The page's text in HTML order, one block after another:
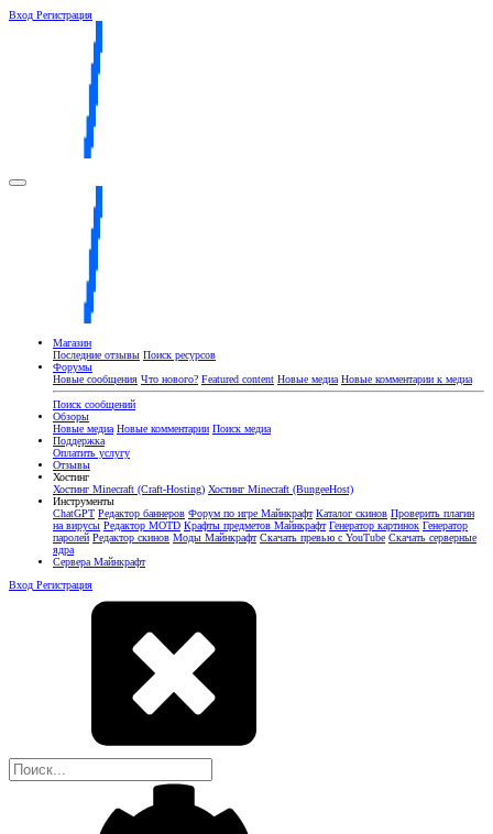
Вход Регистрация
Магазин
Последние отзывы Поиск ресурсов
Форумы
Новые сообщения Что нового? Featured content Новые медиа Новые комментарии к медиа
Поиск сообщений
Обзоры
Новые медиа Новые комментарии Поиск медиа
Поддержка
Оплатить услугу
Отзывы
Хостинг
Хостинг Minecraft (Craft-Hosting) Хостинг Minecraft (BungeeHost)
Инструменты
ChatGPT Редактор баннеров Форум по игре Майнкрафт Каталог скинов Проверить плагин
на вирусы Редактор MOTD Крафты предметов Майнкрафт Генератор картинок Генератор
паролей Редактор скинов Моды Майнкрафт Скачать превью с YouTube Скачать серверные
ядра
Сервера Майнкрафт
Вход Регистрация